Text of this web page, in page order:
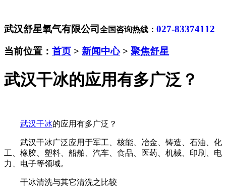
武汉舒星氧气有限公司 全国咨询热线： 027-83374112
当前位置： 首页 > 新闻中心> 聚焦舒星
武汉干冰的应用有多广泛？
武汉干冰的应用有多广泛？
武汉干冰广泛应用于军工、核能、冶金、铸造、石油、化
工、橡胶、塑料、船舶、汽车、食品、医药、机械、印刷、电
力、电子等领域。
干冰清洗与其它清洗之比较